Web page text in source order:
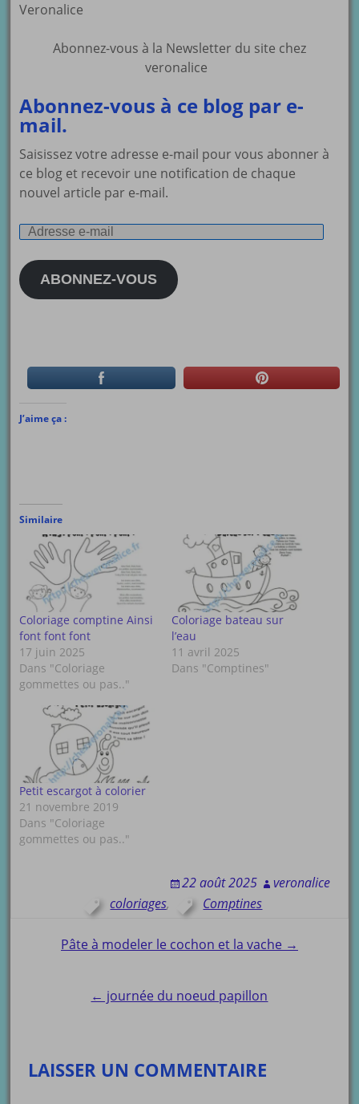
Veronalice
Abonnez-vous à la Newsletter du site chez
veronalice
Abonnez-vous à ce blog par e-
mail.
Saisissez votre adresse e-mail pour vous abonner à
ce blog et recevoir une notification de chaque
nouvel article par e-mail.
Adresse
mail
ABONNEZ-VOUS
J’aime ça :
Similaire
Coloriage comptine Ainsi
font font font
17 juin 2025
Dans "Coloriage
gommettes ou pas.."
Coloriage bateau sur
l’eau
11 avril 2025
Dans "Comptines"
Petit escargot à colorier
21 novembre 2019
Dans "Coloriage
gommettes ou pas.."
22 août 2025
veronalice
coloriages, Comptines
Post
navigation
Pâte à modeler le cochon et la vache →
← journée du noeud papillon
LAISSER UN COMMENTAIRE